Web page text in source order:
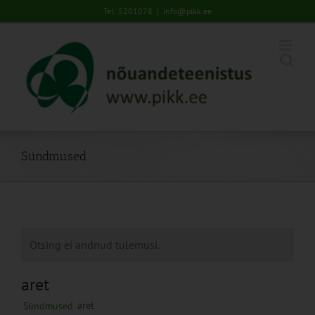
to
Tel: 5201078 | info@pikk.ee
Sündmused
Otsing ei andnud tulemusi.
aret
Sündmused aret